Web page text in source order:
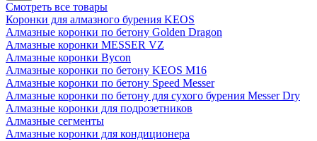
Смотреть все товары
Коронки для алмазного бурения KEOS
Алмазные коронки по бетону Golden Dragon
Алмазные коронки MESSER VZ
Алмазные коронки Bycon
Алмазные коронки по бетону KEOS M16
Алмазные коронки по бетону Speed Messer
Алмазные коронки по бетону для сухого бурения Messer Dry
Алмазные коронки для подрозетников
Алмазные сегменты
Алмазные коронки для кондиционера